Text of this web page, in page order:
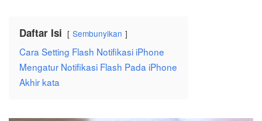
Daftar Isi Sembunyikan
Cara Setting Flash Notifikasi iPhone
Mengatur Notifikasi Flash Pada iPhone
Akhir kata